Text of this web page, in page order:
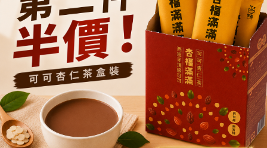
購物說明
退換貨政策
運送政策
聯繫我們